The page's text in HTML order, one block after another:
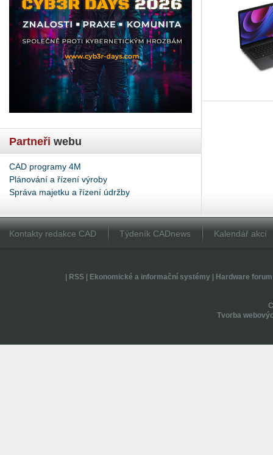
Partneři webu
CAD programy 4M
Plánování a řízení výroby
Správa majetku a řízení údržby
Kontakty redakce CAD Týdeník CADnews Kalendář akcí
RSS| Ekonomické a informační systémy| Hardware forum
Tvorba